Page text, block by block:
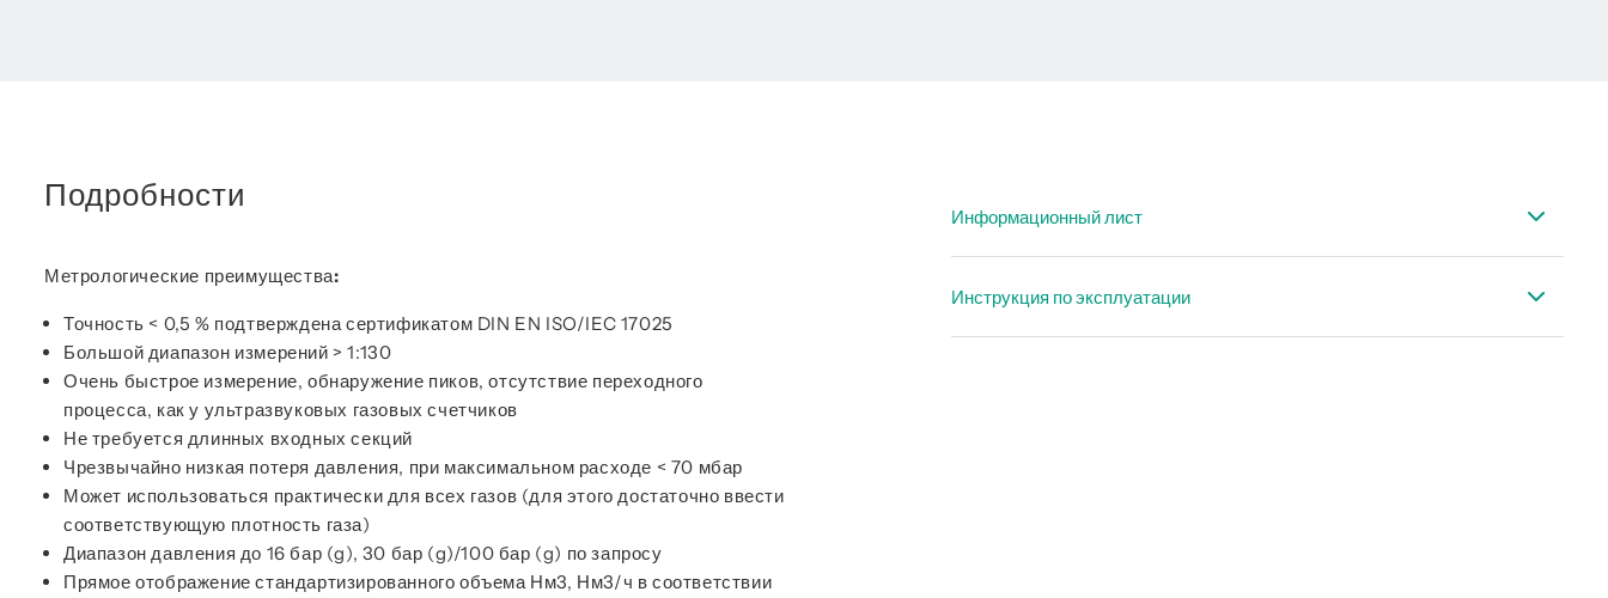
Подробности
Метрологические преимущества:
Точность < 0,5 % подтверждена сертификатом DIN EN ISO/IEC 17025
Большой диапазон измерений > 1:130
Очень быстрое измерение, обнаружение пиков, отсутствие переходного
процесса, как у ультразвуковых газовых счетчиков
Не требуется длинных входных секций
Чрезвычайно низкая потеря давления, при максимальном расходе < 70 мбар
Может использоваться практически для всех газов (для этого достаточно ввести
соответствующую плотность газа)
Диапазон давления до 16 бар (g), 30 бар (g)/100 бар (g) по запросу
Прямое отображение стандартизированного объема Нм3, Нм3/ч в соответствии
Информационный лист
Инструкция по эксплуатации